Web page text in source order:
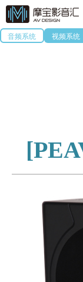
音频系统 视频系统